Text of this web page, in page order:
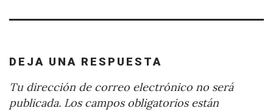
DEJA UNA RESPUESTA
Tu dirección de correo electrónico no será
publicada. Los campos obligatorios están